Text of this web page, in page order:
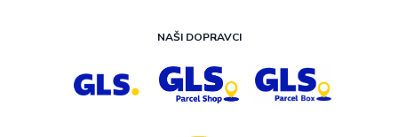
NAŠI DOPRAVCI